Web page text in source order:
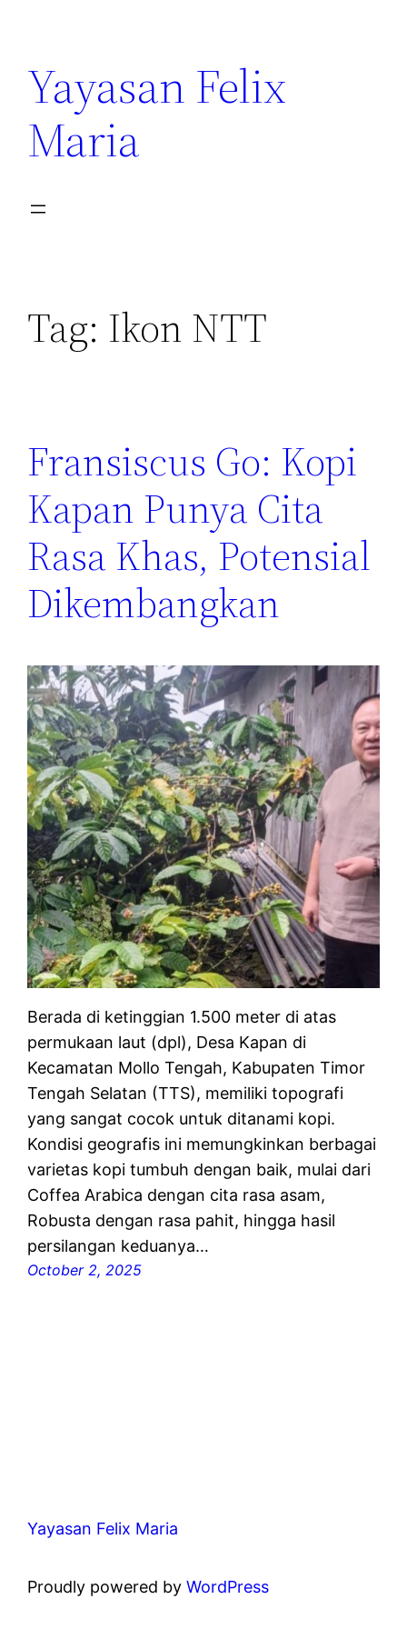
Yayasan Felix
Maria
Tag: Ikon NTT
Fransiscus Go: Kopi
Kapan Punya Cita
Rasa Khas, Potensial
Dikembangkan
Berada di ketinggian 1.500 meter di atas
permukaan laut (dpl), Desa Kapan di
Kecamatan Mollo Tengah, Kabupaten Timor
Tengah Selatan (TTS), memiliki topografi
yang sangat cocok untuk ditanami kopi.
Kondisi geografis ini memungkinkan berbagai
varietas kopi tumbuh dengan baik, mulai dari
Coffea Arabica dengan cita rasa asam,
Robusta dengan rasa pahit, hingga hasil
persilangan keduanya…
October 2, 2025
Yayasan Felix Maria
Proudly powered byWordPress